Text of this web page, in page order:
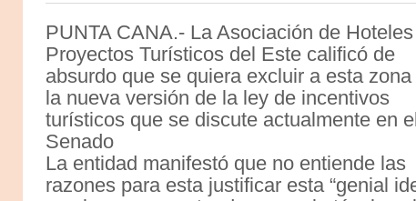
PUNTA CANA.- La Asociación de
Proyectos Turísticos del Este calificó de
absurdo que se quiera excluir a esta zona
la nueva versión de la ley de incentivos
turísticos que se discute actualmente en
Senado
La entidad manifestó que no entiende las
razones para esta justificar esta “genial